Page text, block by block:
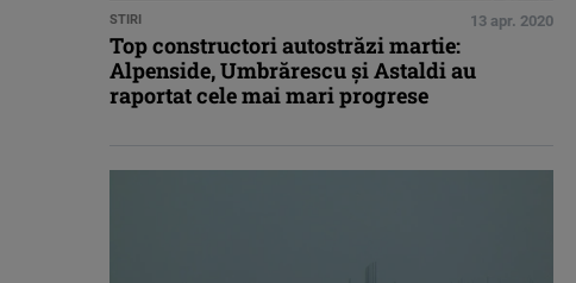
STIRI 13 apr. 2020
Top constructori autostrăzi martie:
Alpenside, Umbrărescu și Astaldi au
raportat cele mai mari progrese